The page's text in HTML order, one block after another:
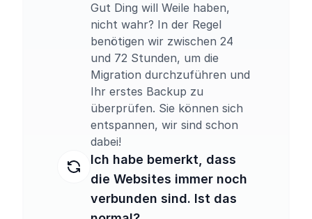
Gut Ding will Weile haben,
nicht wahr? In der Regel
benötigen wir zwischen 24
und 72 Stunden, um die
Migration durchzuführen und
Ihr erstes Backup zu
überprüfen. Sie können sich
entspannen, wir sind schon
dabei!
Ich habe bemerkt, dass
die Websites immer noch
verbunden sind. Ist das